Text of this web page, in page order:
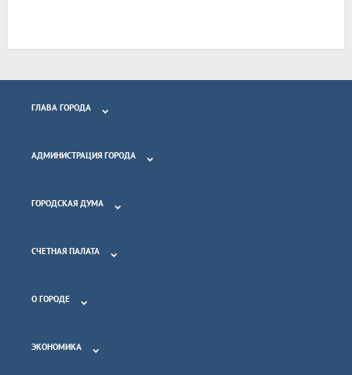
ГЛАВА ГОРОДА
АДМИНИСТРАЦИЯ ГОРОДА
ГОРОДСКАЯ ДУМА
СЧЕТНАЯ ПАЛАТА
О ГОРОДЕ
ЭКОНОМИКА